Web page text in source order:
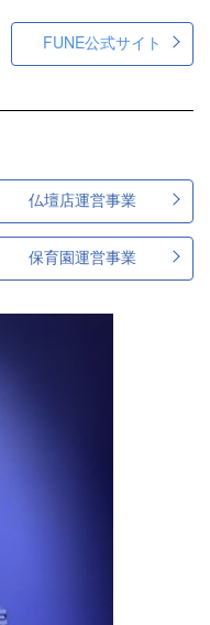
FUNE公式サイト
仏壇店運営事業
保育園運営事業